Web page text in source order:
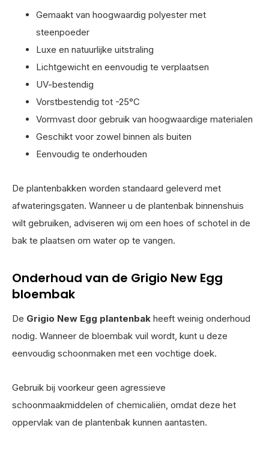
Gemaakt van hoogwaardig polyester met
steenpoeder
Luxe en natuurlijke uitstraling
Lichtgewicht en eenvoudig te verplaatsen
UV-bestendig
Vorstbestendig tot -25°C
Vormvast door gebruik van hoogwaardige materialen
Geschikt voor zowel binnen als buiten
Eenvoudig te onderhouden
De plantenbakken worden standaard geleverd met
afwateringsgaten. Wanneer u de plantenbak binnenshuis
wilt gebruiken, adviseren wij om een hoes of schotel in de
bak te plaatsen om water op te vangen.
Onderhoud van de Grigio New Egg
bloembak
De Grigio New Egg plantenbak heeft weinig onderhoud
nodig. Wanneer de bloembak vuil wordt, kunt u deze
eenvoudig schoonmaken met een vochtige doek.
Gebruik bij voorkeur geen agressieve
schoonmaakmiddelen of chemicaliën, omdat deze het
oppervlak van de plantenbak kunnen aantasten.